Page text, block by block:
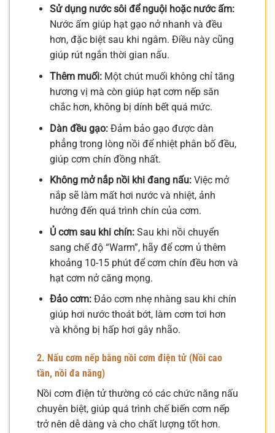
Sử dụng nước sôi để nguội hoặc nước ấm:
Nước ấm giúp hạt gạo nở nhanh và đều
hơn, đặc biệt sau khi ngâm. Điều này cũng
giúp rút ngắn thời gian nấu.
Thêm muối:Một chút muối không chỉ tăng
hương vị mà còn giúp hạt cơm nếp săn
chắc hơn, không bị dính bết quá mức.
Dàn đều gạo:Đảm bảo gạo được dàn
phẳng trong lòng nồi để nhiệt phân bố đều,
giúp cơm chín đồng nhất.
Không mở nắp nồi khi đang nấu:Việc mở
nắp sẽ làm mất hơi nước và nhiệt, ảnh
hưởng đến quá trình chín của cơm.
Ủ cơm sau khi chín:Sau khi nồi chuyển
sang chế độ “Warm”, hãy để cơm ủ thêm
khoảng 10-15 phút để cơm chín đều hơn và
hạt cơm nở căng mọng.
Đảo cơm:Đảo cơm nhẹ nhàng sau khi chín
giúp hơi nước thoát bớt, làm cơm tơi hơn
và không bị hấp hơi gây nhão.
2. Nấu cơm nếp bằng nồi cơm điện tử (Nồi cao
tần, nồi đa năng)
Nồi cơm điện tử thường có các chức năng nấu
chuyên biệt, giúp quá trình chế biến cơm nếp
trở nên dễ dàng và cho chất lượng tốt hơn.